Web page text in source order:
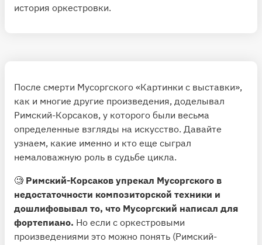
история оркестровки.
После смерти Мусоргского «Картинки с выставки»,
как и многие другие произведения, доделывал
Римский-Корсаков, у которого были весьма
определенные взгляды на искусство. Давайте
узнаем, какие именно и кто еще сыграл
немаловажную роль в судьбе цикла.
🧐 Римский-Корсаков упрекал Мусоргского в
недостаточности композиторской техники и
дошлифовывал то, что Мусоргский написал для
фортепиано. Но если с оркестровыми
произведениями это можно понять (Римский-